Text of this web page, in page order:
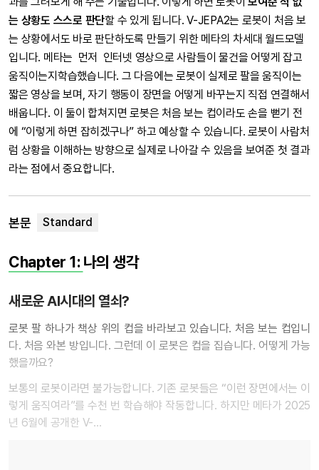
는 상황도 스스로 판단할 수 있게 됩니다. V-JEPA2는 로봇이 처음 보
는 상황에서도 바로 판단하도록 만들기 위한 메타의 차세대 월드모델
입니다. 메타는 먼저 인터넷 영상으로 사람들이 물건을 어떻게 잡고
움직이는지학습했습니다. 그 다음에는 로봇이 실제로 팔을 움직이는
짧은 영상을 보며, 자기 행동이 장면을 어떻게 바꾸는지 직접 연결해서
배웁니다. 이 둘이 합쳐지면 로봇은 처음 보는 컵이라도 손을 뻗기 전
에 “이렇게 하면 잡히겠구나” 하고 예상할 수 있습니다. 로봇이 사람처
럼 상황을 이해하는 방향으로 실제로 나아갈 수 있음을 보여준 첫 결과
라는 점에서 중요합니다.
본문
Chapter 1: 나의 생각
새로운 AI시대의 열쇠?
로봇 팔 하나가 책상 위의 컵을 바라보고 있습니다. 처음 보는 컵입니
다. 처음 와본 방입니다. 그런데 이 로봇은 컵을 집습니다. 어떻게 가능
했을까요?
보통의 로봇이라면 불가능합니다. 기존 로봇들은 “이런 장면에서는 이
렇게 움직여라”를 수천 번 학습해야 작동합니다. 하지만 메타가 2025
년 6월에 공개한 V-…